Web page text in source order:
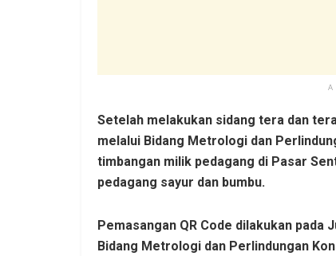
Setelah melakukan sidang tera dan
melalui Bidang Metrologi dan
timbangan milik pedagang di Pasar
pedagang sayur dan bumbu.
Pemasangan QR Code dilakukan pada
Bidang Metrologi dan Perlindungan